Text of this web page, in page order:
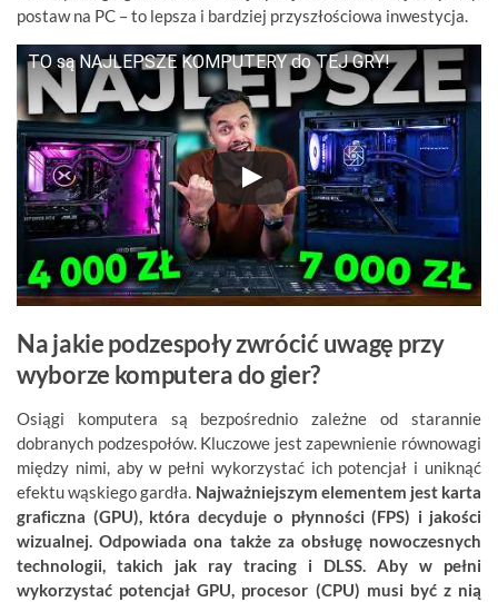
postaw na PC – to lepsza i bardziej przyszłościowa inwestycja.
TO są NAJLEPSZE KOMPUTERY do TEJ GRY!
Na jakie podzespoły zwrócić uwagę przy
wyborze komputera do gier?
Osiągi komputera są bezpośrednio zależne od starannie
dobranych podzespołów. Kluczowe jest zapewnienie równowagi
między nimi, aby w pełni wykorzystać ich potencjał i uniknąć
efektu wąskiego gardła. Najważniejszym elementem jest karta
graficzna (GPU), która decyduje o płynności (FPS) i jakości
wizualnej. Odpowiada ona także za obsługę nowoczesnych
technologii, takich jak ray tracing i DLSS. Aby w pełni
wykorzystać potencjał GPU, procesor (CPU) musi być z nią